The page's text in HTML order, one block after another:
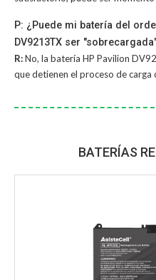
P: ¿Puede mi batería del
DV9213TX ser
R:No, la batería HP Pavilion
que detienen el proceso de
BATERÍAS